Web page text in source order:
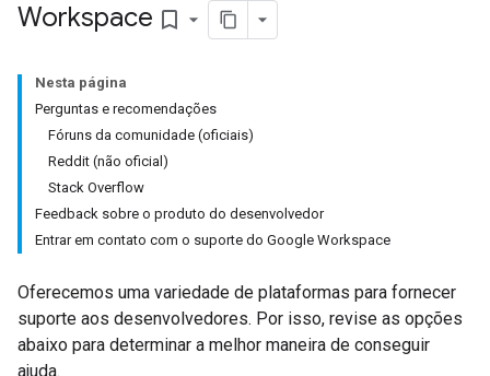
Workspace bookmark_border
Nesta página
Perguntas e recomendações
Fóruns da comunidade (oficiais)
Reddit (não oficial)
Stack Overflow
Feedback sobre o produto do desenvolvedor
Entrar em contato com o suporte do Google Workspace
Oferecemos uma variedade de plataformas para fornecer
suporte aos desenvolvedores. Por isso, revise as opções
abaixo para determinar a melhor maneira de conseguir
ajuda.